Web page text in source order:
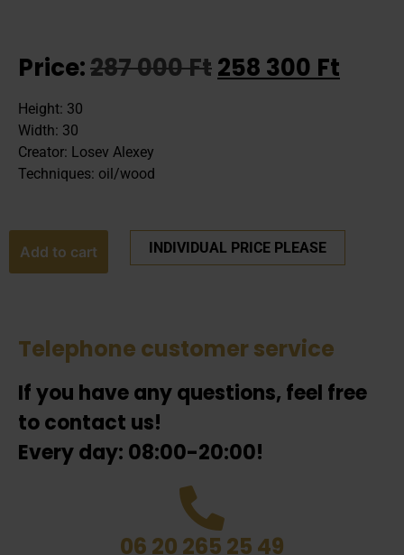
Price:287 000Ft258 300 Ft
Height: 30
Width: 30
Creator: Losev Alexey
Techniques: oil/wood
Add to cart INDIVIDUAL PRICE PLEASE
Telephone customer service
If you have any questions, feel free
to contact us!
Every day: 08:00-20:00!
06 20 265 25 49